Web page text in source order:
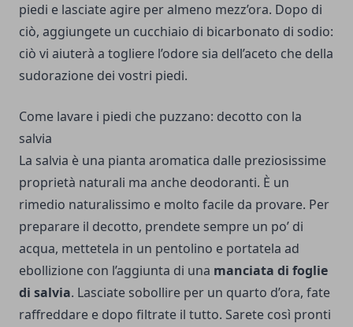
piedi e lasciate agire per almeno mezz’ora. Dopo di
ciò, aggiungete un cucchiaio di bicarbonato di sodio:
ciò vi aiuterà a togliere l’odore sia dell’aceto che della
sudorazione dei vostri piedi.
Come lavare i piedi che puzzano: decotto con la
salvia
La salvia è una pianta aromatica dalle preziosissime
proprietà naturali ma anche deodoranti. È un
rimedio naturalissimo e molto facile da provare. Per
preparare il decotto, prendete sempre un po’ di
acqua, mettetela in un pentolino e portatela ad
ebollizione con l’aggiunta di una manciata di foglie
di salvia. Lasciate sobollire per un quarto d’ora, fate
raffreddare e dopo filtrate il tutto. Sarete così pronti